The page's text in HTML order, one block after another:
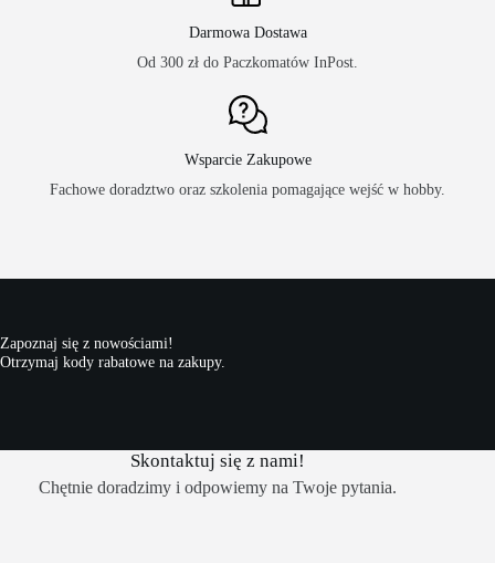
Darmowa Dostawa
Od 300 zł do Paczkomatów InPost.
Wsparcie Zakupowe
Fachowe doradztwo oraz szkolenia pomagające wejść w hobby.
Zapoznaj się z nowościami!
Otrzymaj kody rabatowe na zakupy.
Skontaktuj się z nami!
Chętnie doradzimy i odpowiemy na Twoje pytania.